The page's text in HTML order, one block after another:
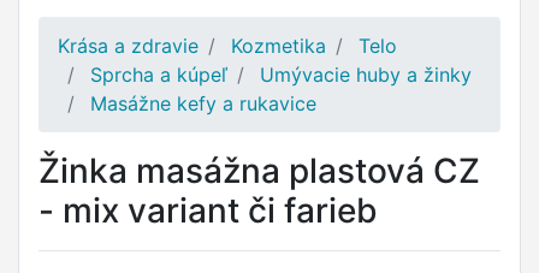
Krása a zdravie Kozmetika
Telo
Sprcha a kúpeľ
Umývacie huby a žinky
Masážne kefy a rukavice
Žinka masážna plastová CZ
- mix variant či farieb